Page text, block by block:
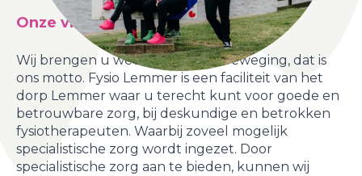
Onze visie
Wij brengen u weer in de juiste beweging, dat is
ons motto. Fysio Lemmer is een faciliteit van het
dorp Lemmer waar u terecht kunt voor goede en
betrouwbare zorg, bij deskundige en betrokken
fysiotherapeuten. Waarbij zoveel mogelijk
specialistische zorg wordt ingezet. Door
specialistische zorg aan te bieden, kunnen wij